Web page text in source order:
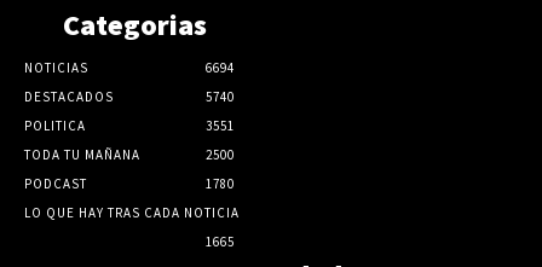
Categorias
NOTICIAS
6694
DESTACADOS
5740
POLITICA
3551
TODA TU MAÑANA
2500
PODCAST
1780
LO QUE HAY TRAS CADA NOTICIA
1665